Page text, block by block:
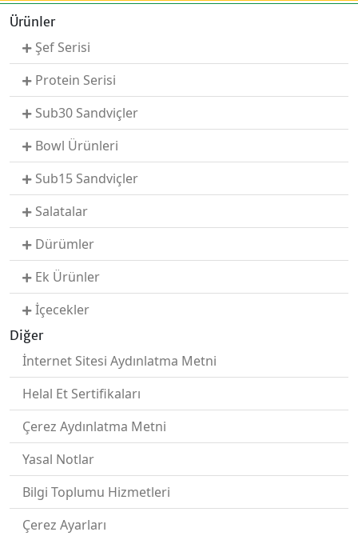
Ürünler
Şef Serisi
Protein Serisi
Sub30 Sandviçler
Bowl Ürünleri
Sub15 Sandviçler
Salatalar
Dürümler
Ek Ürünler
İçecekler
Diğer
İnternet Sitesi Aydınlatma Metni
Helal Et Sertifikaları
Çerez Aydınlatma Metni
Yasal Notlar
Bilgi Toplumu Hizmetleri
Çerez Ayarları